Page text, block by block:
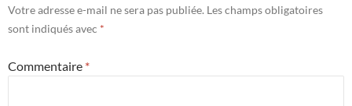
Votre adresse e-mail ne sera pas publiée. Les champs obligatoires
sont indiqués avec *
Commentaire *